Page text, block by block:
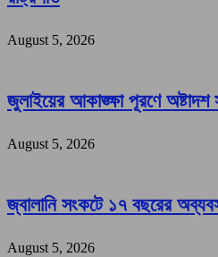
August 5, 2026
জুলাইয়ের আকাঙ্ক্ষা পূরণে অষ্টাদশ
August 5, 2026
জ্বালানি সংকটে ১৭ বছরের
August 5, 2026